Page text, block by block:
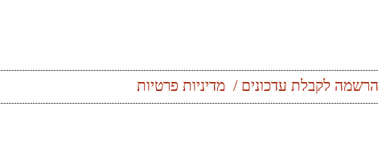
הרשמה לקבלת עדכונים מדיניות פרטיות